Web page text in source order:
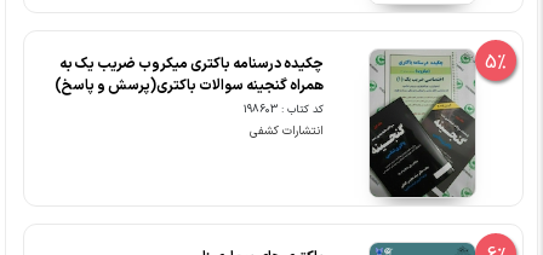
5%
چکیده درسنامه باکتری میکروب ضریب یک به
همراه گنجینه سوالات باکتری(پرسش و پاسخ)
کد کتاب : 198603
انتشارات کشفی